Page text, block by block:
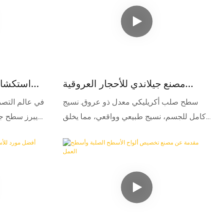
يحتاج إلى صيانة كبيرة، ما يجعلها مناسبة للعديد
في عالم
يبرز سطح
مصنع جيلاندي للأحجار العروقية
الصلبة الأكريليكية الشفافة عالية
الجودة - جيلاندي
سطح صلب أكريليكي معدل ذو عروق. نسيج
كامل للجسم، نسيج طبيعي وواقعي، مما يخلق